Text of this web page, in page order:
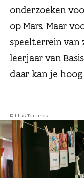
onderzoeken
op Mars. Maar
speelterrein van
leerjaar van
daar kan je
© Illias Teirlinck